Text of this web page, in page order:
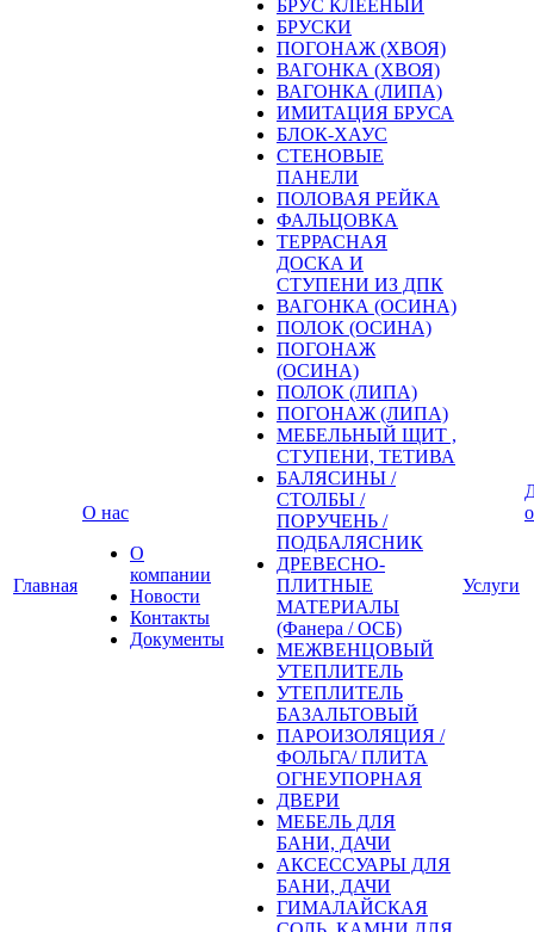
Главная
О нас
О
компании
Новости
Контакты
Документы
БРУС КЛЕЕНЫЙ
БРУСКИ
ПОГОНАЖ (ХВОЯ)
ВАГОНКА (ХВОЯ)
ВАГОНКА (ЛИПА)
ИМИТАЦИЯ БРУСА
БЛОК-ХАУС
СТЕНОВЫЕ
ПАНЕЛИ
ПОЛОВАЯ РЕЙКА
ФАЛЬЦОВКА
ТЕРРАСНАЯ
ДОСКА И
СТУПЕНИ ИЗ ДПК
ВАГОНКА (ОСИНА)
ПОЛОК (ОСИНА)
ПОГОНАЖ
(ОСИНА)
ПОЛОК (ЛИПА)
ПОГОНАЖ (ЛИПА)
МЕБЕЛЬНЫЙ ЩИТ ,
СТУПЕНИ, ТЕТИВА
БАЛЯСИНЫ /
СТОЛБЫ /
ПОРУЧЕНЬ /
ПОДБАЛЯСНИК
ДРЕВЕСНО-
ПЛИТНЫЕ
МАТЕРИАЛЫ
(Фанера / ОСБ)
МЕЖВЕНЦОВЫЙ
УТЕПЛИТЕЛЬ
УТЕПЛИТЕЛЬ
БАЗАЛЬТОВЫЙ
ПАРОИЗОЛЯЦИЯ /
ФОЛЬГА/ ПЛИТА
ОГНЕУПОРНАЯ
ДВЕРИ
МЕБЕЛЬ ДЛЯ
БАНИ, ДАЧИ
АКСЕССУАРЫ ДЛЯ
БАНИ, ДАЧИ
ГИМАЛАЙСКАЯ
Услуги